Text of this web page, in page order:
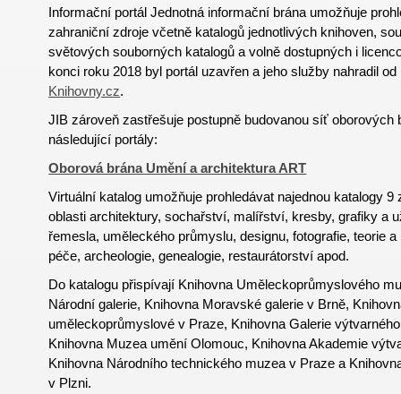
Informační portál Jednotná informační brána umožňuje
zahraniční zdroje včetně katalogů jednotlivých knihoven,
světových souborných katalogů a volně dostupných i
konci roku 2018 byl portál uzavřen a jeho služby nahradil
Knihovny.cz.
JIB zároveň zastřešuje postupně budovanou síť oborových
následující portály:
Oborová brána Umění a architektura ART
Virtuální katalog umožňuje prohledávat najednou katalogy
oblasti architektury, sochařství, malířství, kresby, grafiky a
řemesla, uměleckého průmyslu, designu, fotografie, teorie
péče, archeologie, genealogie, restaurátorství apod.
Do katalogu přispívají Knihovna Uměleckoprůmyslového
Národní galerie, Knihovna Moravské galerie v Brně,
uměleckoprůmyslové v Praze, Knihovna Galerie
Knihovna Muzea umění Olomouc, Knihovna Akademie
Knihovna Národního technického muzea v Praze a
v Plzni.